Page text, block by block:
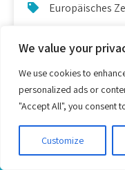
We value your
We use cookies to
personalized ads or
"Accept All", you consent
Customize
Europäisches
Alphabetisacija